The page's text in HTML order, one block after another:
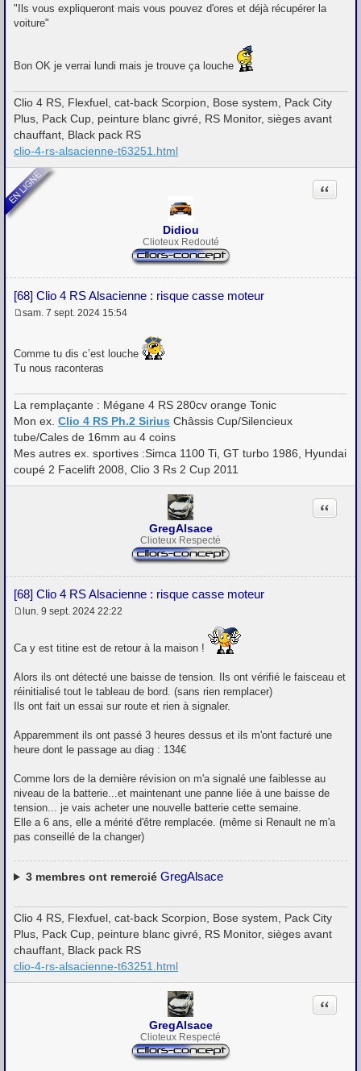
"Ils vous expliqueront mais vous pouvez d'ores et déjà récupérer la
voiture"
Bon OK je verrai lundi mais je trouve ça louche
Clio 4 RS, Flexfuel, cat-back Scorpion, Bose system, Pack City
Plus, Pack Cup, peinture blanc givré, RS Monitor, sièges avant
chauffant, Black pack RS
clio-4-rs-alsacienne-t63251.html
Didiou
Clioteux Redouté
[68] Clio 4 RS Alsacienne : risque casse moteur
Citation
s
a
sam. 7 sept. 2024 15:54
Comme tu dis c’est louche
Tu nous raconteras
La remplaçante : Mégane 4 RS 280cv orange Tonic
Mon ex. Clio 4 RS Ph.2 Sirius Châssis Cup/Silencieux
tube/Cales de 16mm au 4 coins
Mes autres ex. sportives :Simca 1100 Ti, GT turbo 1986, Hyundai
coupé 2 Facelift 2008, Clio 3 Rs 2 Cup 2011
GregAlsace
Clioteux Respecté
[68] Clio 4 RS Alsacienne : risque casse moteur
Citation
s
g
e
lun. 9 sept. 2024 22:22
Ca y est titine est de retour à la maison !
Alors ils ont détecté une baisse de tension. Ils ont vérifié le faisceau et
réinitialisé tout le tableau de bord. (sans rien remplacer)
Ils ont fait un essai sur route et rien à signaler.
Apparemment ils ont passé 3 heures dessus et ils m'ont facturé une
heure dont le passage au diag : 134€
Comme lors de la dernière révision on m'a signalé une faiblesse au
niveau de la batterie...et maintenant une panne liée à une baisse de
tension... je vais acheter une nouvelle batterie cette semaine.
Elle a 6 ans, elle a mérité d'être remplacée. (même si Renault ne m'a
pas conseillé de la changer)
3membres ont remercié GregAlsace
Clio 4 RS, Flexfuel, cat-back Scorpion, Bose system, Pack City
Plus, Pack Cup, peinture blanc givré, RS Monitor, sièges avant
chauffant, Black pack RS
clio-4-rs-alsacienne-t63251.html
GregAlsace
Clioteux Respecté
Citation